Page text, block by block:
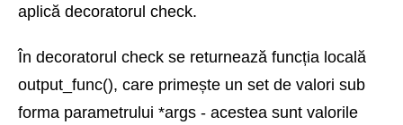
aplică decoratorul check.
În decoratorul check se returnează funcția locală
output_func(), care primește un set de valori sub
forma parametrului *args - acestea sunt valorile